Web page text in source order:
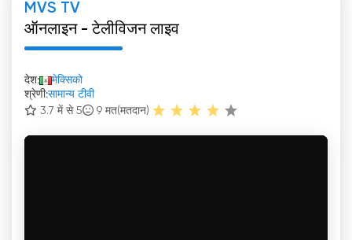
MVS TV
ऑनलाइन - टेलीविजन लाइव
देश:
मेक्सिको
श्रेणी:सामान्य टीवी
3.7 में से 5
9 मत(मतदान)